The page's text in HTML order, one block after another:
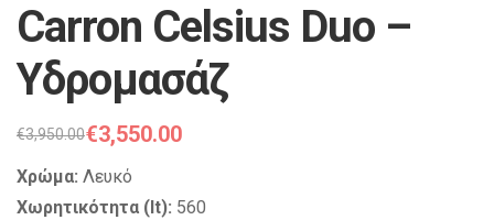
Carron Celsius Duo –
Υδρομασάζ
€3,950.00€3,550.00
Χρώμα: Λευκό
Χωρητικότητα (lt): 560